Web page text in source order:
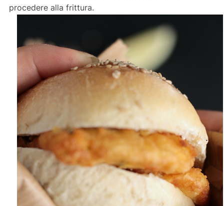
procedere alla frittura.